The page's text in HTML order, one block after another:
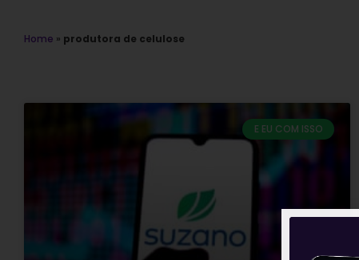
Home » produtora de celulose
E EU COM ISSO